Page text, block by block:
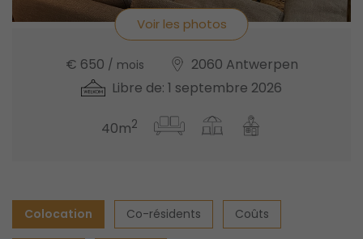
Voir les photos
€ 650 / mois
2060 Antwerpen
Libre de: 1 septembre 2026
40m2
Colocation Co-résidents Coûts